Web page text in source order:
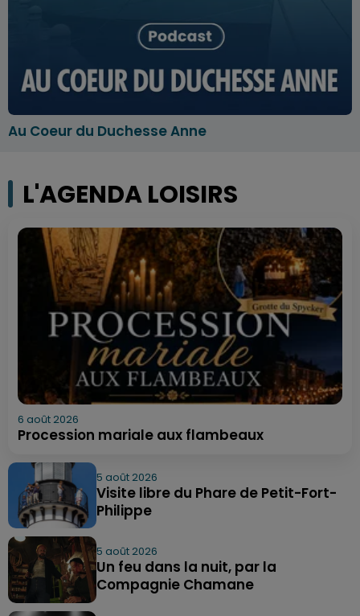
Au Coeur du Duchesse Anne
L'AGENDA LOISIRS
6 août 2026
Procession mariale aux flambeaux
5 août 2026
Visite libre du Phare de Petit-Fort-
Philippe
5 août 2026
Un feu dans la nuit, par la
Compagnie Chamane